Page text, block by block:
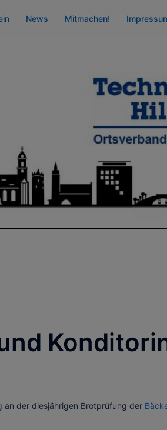
News Mitmachen!
an der diesjährigen Brotprüfung der